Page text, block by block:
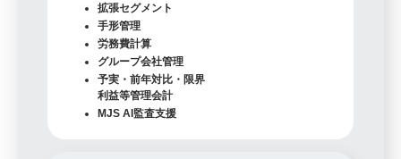
拡張セグメント
手形管理
労務費計算
グループ会社管理
予実・前年対比・限界
利益等管理会計
MJS AI監査支援